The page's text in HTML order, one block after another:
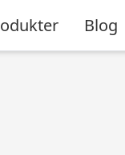
Blog